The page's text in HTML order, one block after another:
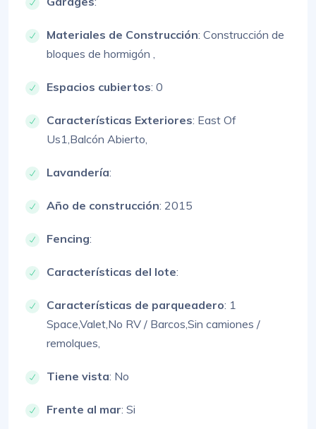
Materiales de Construcción: Construcción de
bloques de hormigón ,
Espacios cubiertos: 0
Características Exteriores: East Of
Us1,Balcón Abierto,
Lavandería:
Año de construcción: 2015
Fencing:
Características del lote:
Características de parqueadero: 1
Space,Valet,No RV / Barcos,Sin camiones /
remolques,
Tiene vista: No
Frente al mar: Si